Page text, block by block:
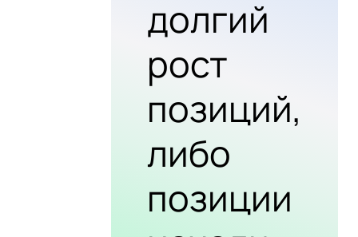
долгий
рост
позиций,
либо
позиции